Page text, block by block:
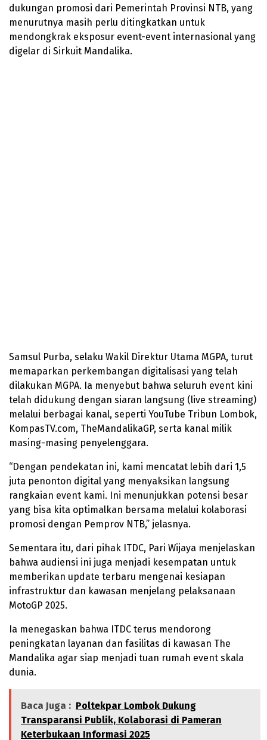
dukungan promosi dari Pemerintah Provinsi NTB, yang
menurutnya masih perlu ditingkatkan untuk
mendongkrak eksposur event-event internasional yang
digelar di Sirkuit Mandalika.
Samsul Purba, selaku Wakil Direktur Utama MGPA, turut
memaparkan perkembangan digitalisasi yang telah
dilakukan MGPA. Ia menyebut bahwa seluruh event kini
telah didukung dengan siaran langsung (live streaming)
melalui berbagai kanal, seperti YouTube Tribun Lombok,
KompasTV.com, TheMandalikaGP, serta kanal milik
masing-masing penyelenggara.
“Dengan pendekatan ini, kami mencatat lebih dari 1,5
juta penonton digital yang menyaksikan langsung
rangkaian event kami. Ini menunjukkan potensi besar
yang bisa kita optimalkan bersama melalui kolaborasi
promosi dengan Pemprov NTB,” jelasnya.
Sementara itu, dari pihak ITDC, Pari Wijaya menjelaskan
bahwa audiensi ini juga menjadi kesempatan untuk
memberikan update terbaru mengenai kesiapan
infrastruktur dan kawasan menjelang pelaksanaan
MotoGP 2025.
Ia menegaskan bahwa ITDC terus mendorong
peningkatan layanan dan fasilitas di kawasan The
Mandalika agar siap menjadi tuan rumah event skala
dunia.
Baca Juga : Poltekpar Lombok Dukung
Transparansi Publik, Kolaborasi di Pameran
Keterbukaan Informasi 2025